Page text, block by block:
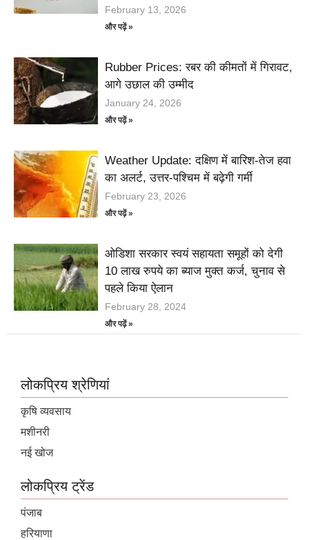
February 13, 2026
और पढ़ें »
Rubber Prices: रबर की कीमतों में गिरावट,
आगे उछाल की उम्मीद
January 24, 2026
और पढ़ें »
Weather Update: दक्षिण में बारिश-तेज हवा
का अलर्ट, उत्तर-पश्चिम में बढ़ेगी गर्मी
February 23, 2026
और पढ़ें »
ओडिशा सरकार स्वयं सहायता समूहों को देगी
10 लाख रुपये का ब्याज मुक्त कर्ज, चुनाव से
पहले किया ऐलान
February 28, 2024
और पढ़ें »
लोकप्रिय श्रेणियां
कृषि व्यवसाय
मशीनरी
नई खोज
लोकप्रिय ट्रेंड
पंजाब
हरियाणा